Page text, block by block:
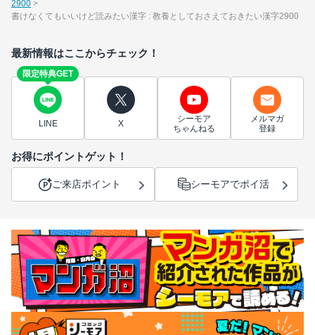
2900
書けなくてもいいけど読みたい漢字 : 教養としておさえておきたい漢字2900
最新情報はここからチェック！
限定特典GET
LINE X
シーモア
ちゃんねる
メルマガ
登録
お得にポイントゲット！
ご来店ポイント シーモアでポイ活